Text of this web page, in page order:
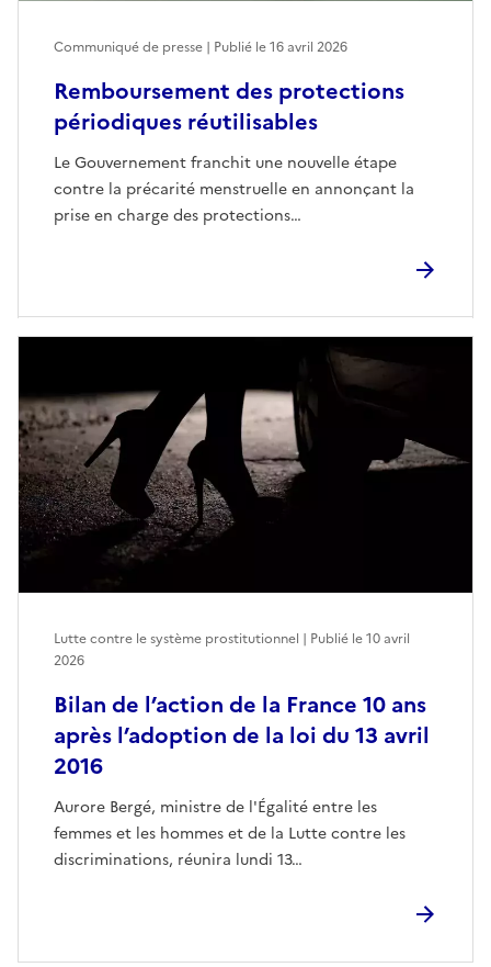
Remboursement des protections
périodiques réutilisables
Le Gouvernement franchit une nouvelle étape
contre la précarité menstruelle en annonçant la
prise en charge des protections…
Communiqué de presse | Publié le16 avril 2026
Bilan de l’action de la France 10 ans
après l’adoption de la loi du 13 avril
2016
Aurore Bergé, ministre de l'Égalité entre les
femmes et les hommes et de la Lutte contre les
discriminations, réunira lundi 13…
Lutte contre le système prostitutionnel | Publié le10 avril
2026